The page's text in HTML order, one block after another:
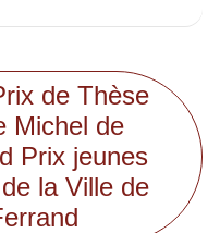
de Thèse
Michel de
Prix jeunes
la Ville de